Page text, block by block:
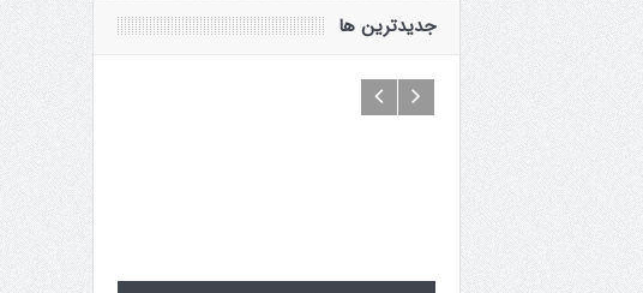
جدیدترین ها